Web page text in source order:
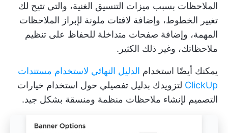
الملاحظات بسبب ميزات التنسيق الغنية، والتي تتيح لك
تغيير الخطوط، وإضافة لافتات ملونة لإبراز الملاحظات
المهمة، وإضافة صفحات متداخلة للحفاظ على تنظيم
ملاحظاتك، وغير ذلك الكثير.
يمكنك أيضًا استخدام الدليل النهائي لاستخدام مستندات
ClickUp لتزويدك بدليل تفصيلي حول استخدام خيارات
التصميم لإنشاء ملاحظات منظمة ومنسقة بشكل جيد.